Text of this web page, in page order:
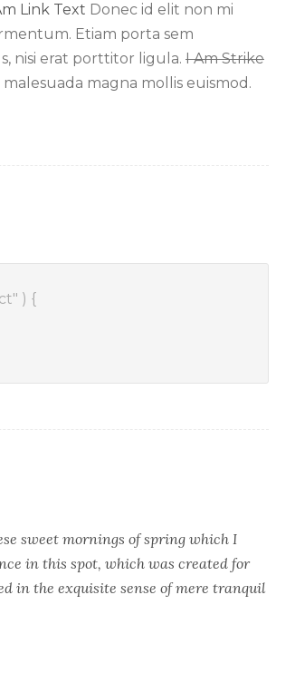
Link Text Donec id elit non mi
Etiam porta sem
nisi erat porttitor ligula. I Am Strike
magna mollis euismod.
) {
sweet mornings of spring which I
in this spot, which was created for
in the exquisite sense of mere tranquil